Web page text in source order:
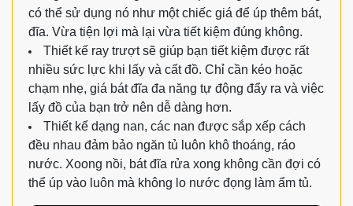
có thể sử dụng nó như một chiếc giá để úp thêm bát,
đĩa. Vừa tiện lợi mà lại vừa tiết kiệm đúng không.
Thiết kế ray trượt sẽ giúp bạn tiết kiệm được rất
nhiều sức lực khi lấy và cất đồ. Chỉ cần kéo hoặc
chạm nhẹ, giá bát đĩa đa năng tự động đẩy ra và việc
lấy đồ của bạn trở nên dễ dàng hơn.
Thiết kế dạng nan, các nan được sắp xếp cách
đều nhau đảm bảo ngăn tủ luôn khô thoáng, ráo
nước. Xoong nồi, bát đĩa rửa xong không cần đợi có
thể úp vào luôn mà không lo nước đọng làm ẩm tủ.